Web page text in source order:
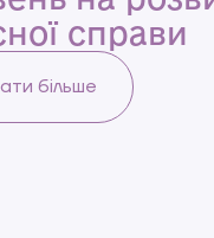
справи
більше